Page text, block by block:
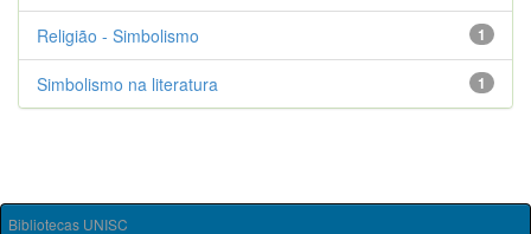
1
Religião - Simbolismo
1
Simbolismo na literatura
Bibliotecas UNISC